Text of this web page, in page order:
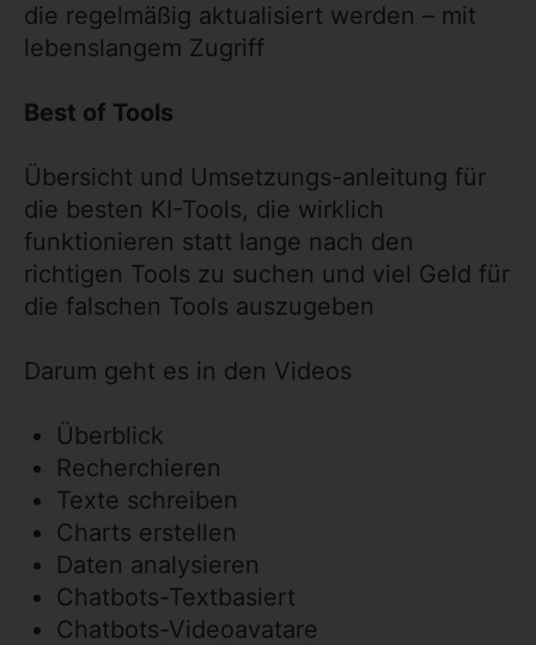
die regelmäßig aktualisiert werden – mit
lebenslangem Zugriff
Best of Tools
Übersicht und Umsetzungs-anleitung für
die besten KI-Tools, die wirklich
funktionieren statt lange nach den
richtigen Tools zu suchen und viel Geld für
die falschen Tools auszugeben
Darum geht es in den Videos
Überblick
Recherchieren
Texte schreiben
Charts erstellen
Daten analysieren
Chatbots-Textbasiert
Chatbots-Videoavatare